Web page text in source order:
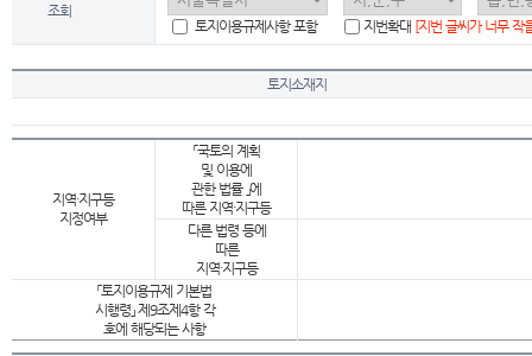
조회
토지이용규제사항 포함
지번확대 [지번 글씨가 너무 작
토지소재지
지역·지구등
지정여부
「국토의 계획
및 이용에
관한 법률 」에
따른 지역·지구등
다른 법령 등에
따른
지역·지구등
「토지이용규제 기본법
시행령」 제9조제4항 각
호에 해당되는 사항